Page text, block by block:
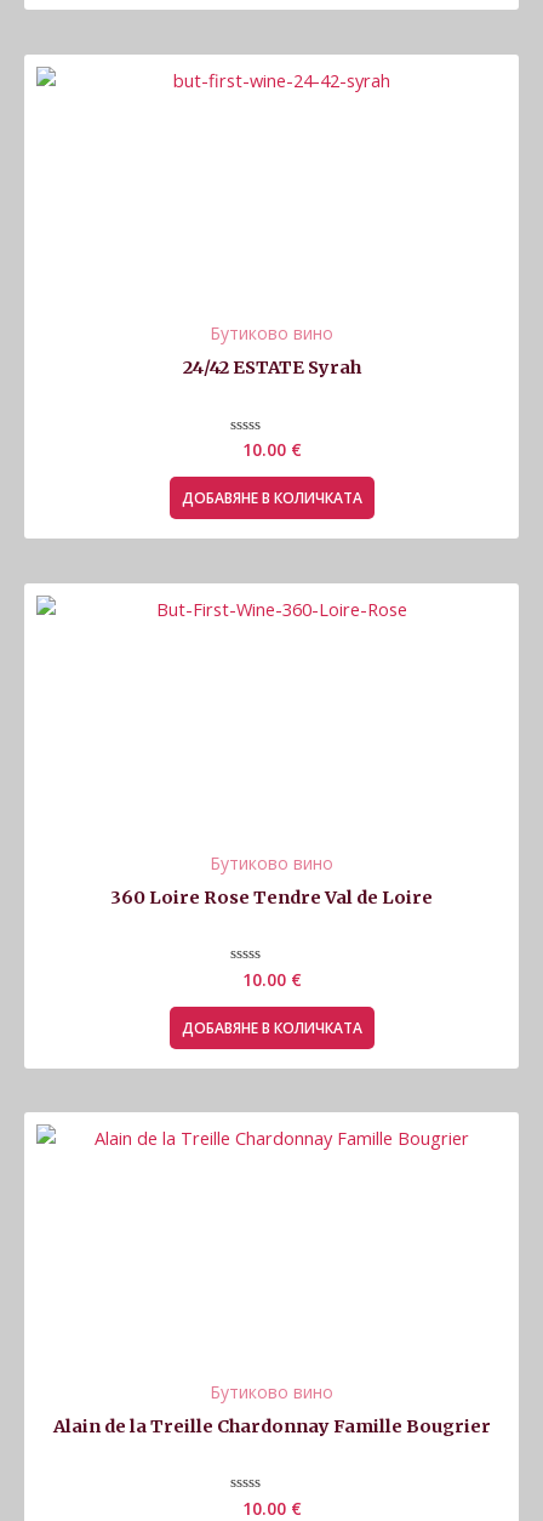
Бутиково вино
24/42 ESTATE Syrah
Оценено
0
от
5
10.00 €
ДОБАВЯНЕ В КОЛИЧКАТА
Бутиково вино
360 Loire Rose Tendre Val de Loire
Оценено
0
от
5
10.00 €
ДОБАВЯНЕ В КОЛИЧКАТА
Бутиково вино
Alain de la Treille Chardonnay Famille Bougrier
Оценено
10.00 €